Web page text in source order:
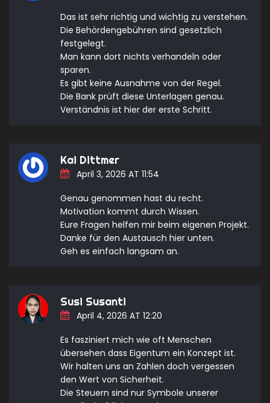
Das ist sehr richtig und wichtig zu verstehen.
Die Behördengebühren sind gesetzlich
festgelegt.
Man kann dort nichts verhandeln oder
sparen.
Es gibt keine Ausnahme von der Regel.
Die Bank prüft diese Unterlagen genau.
Verständnis ist hier der erste Schritt.
Kai Dittmer
April 3, 2026 AT 11:54
Genau genommen hast du recht.
Motivation kommt durch Wissen.
Eure Fragen helfen mir beim eigenen Projekt.
Danke für den Austausch hier unten.
Geh es einfach langsam an.
Susi Susanti
April 4, 2026 AT 12:20
Es fasziniert mich wie oft Menschen
übersehen dass Eigentum ein Konzept ist.
Wir halten uns an Zahlen doch vergessen
den Wert von Sicherheit.
Die Steuern sind nur Symbole unserer